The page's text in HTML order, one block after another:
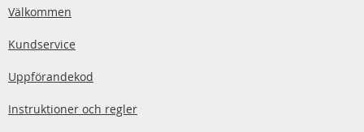
Välkommen
Kundservice
Uppförandekod
Instruktioner och regler